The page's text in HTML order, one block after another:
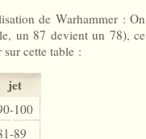
de Warhammer : On
un 87 devient un 78), ce
cette table :
jet
100
89